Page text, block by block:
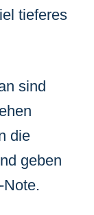
tieferes
sind
die
geben
Note.